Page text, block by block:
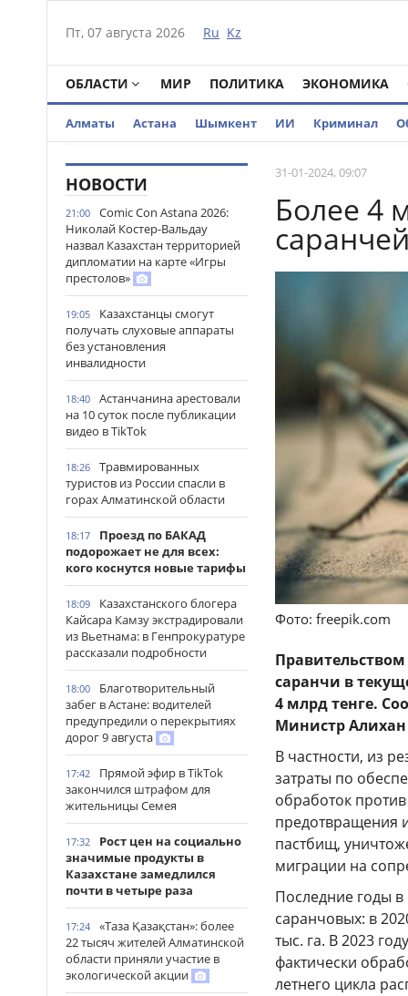
Пт, 07 августа 2026 Ru Kz
ОБЛАСТИ МИР ПОЛИТИКА ЭКОНОМИКА
Алматы Астана Шымкент ИИ Криминал
НОВОСТИ
21:00
Comic Con Astana 2026:
Николай Костер-Вальдау
назвал Казахстан территорией
дипломатии на карте «Игры
престолов»
19:05
Казахстанцы смогут
получать слуховые аппараты
без установления
инвалидности
18:40
Астанчанина арестовали
на 10 суток после публикации
видео в TikTok
18:26
Травмированных
туристов из России спасли в
горах Алматинской области
18:17
Проезд по БАКАД
подорожает не для всех:
кого коснутся новые тарифы
18:09
Казахстанского блогера
Кайсара Камзу экстрадировали
из Вьетнама: в Генпрокуратуре
рассказали подробности
18:00
Благотворительный
забег в Астане: водителей
предупредили о перекрытиях
дорог 9 августа
17:42
Прямой эфир в TikTok
закончился штрафом для
жительницы Семея
17:32
Рост цен на социально
значимые продукты в
Казахстане замедлился
почти в четыре раза
17:24
«Таза Қазақстан»: более
22 тысяч жителей Алматинской
области приняли участие в
экологической акции
31-01-2024, 09:07
Более 4
Фото: freepik.com
саранчи в
4 млрд тенге.
Министр
В частности, из
затраты по
обработок
предотвращения
пастбищ,
миграции на
Последние годы
саранчовых: в
тыс. га. В 2023
фактически
летнего цикла